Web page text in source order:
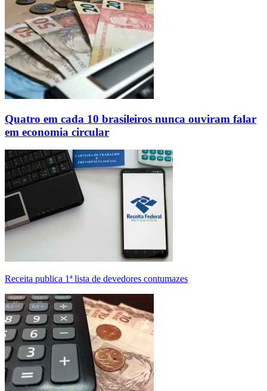
Quatro em cada 10 brasileiros nunca ouviram falar
em economia circular
Receita publica 1ª lista de devedores contumazes